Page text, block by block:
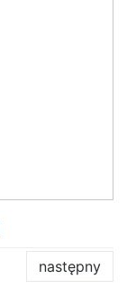
następny